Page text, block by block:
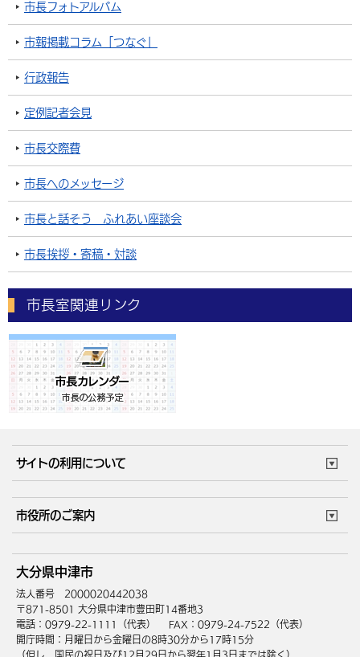
市長フォトアルバム
市報掲載コラム「つなぐ」
行政報告
定例記者会見
市長交際費
市長へのメッセージ
市長と話そう ふれあい座談会
市長挨拶・寄稿・対談
市長室関連リンク
サイトの利用について
サイトマップ
市役所のご案内
庁舎地図 組織案内
中津市へのアクセス
大分県中津市
法人番号 2000020442038
〒871-8501 大分県中津市豊田町14番地3
電話：0979-22-1111（代表）
FAX：0979-24-7522（代表）
開庁時間：月曜日から金曜日の8時30分から17時15分
（但し、国民の祝日及び12月29日から翌年1月3日までは除く）